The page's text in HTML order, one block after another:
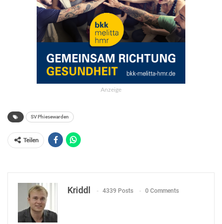
Anzeige
SV Phiesewarden
Teilen
Kriddl 4339 Posts 0 Comments